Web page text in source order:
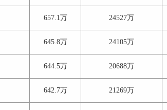
657.1万 24527万
645.8万 24105万
644.5万 20688万
642.7万 21269万